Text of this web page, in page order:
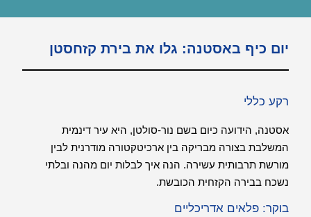
יום כיף באסטנה: גלו את בירת קזחסטן
רקע כללי
אסטנה, הידועה כיום בשם נור-סולטן, היא עיר דינמית
המשלבת בצורה מבריקה בין ארכיטקטורה מודרנית לבין
מורשת תרבותית עשירה. הנה איך לבלות יום מהנה ובלתי
נשכח בבירה הקזחית הכובשת.
בוקר: פלאים אדריכליים